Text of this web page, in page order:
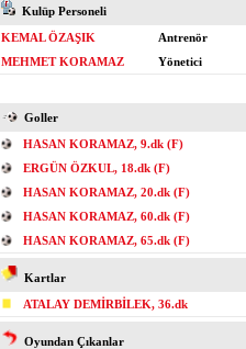
Kulüp Personeli
KEMAL ÖZAŞIK
Antrenör
MEHMET KORAMAZ
Yönetici
Goller
HASAN KORAMAZ, 9.dk (F)
ERGÜN ÖZKUL, 18.dk (F)
HASAN KORAMAZ, 20.dk (F)
HASAN KORAMAZ, 60.dk (F)
HASAN KORAMAZ, 65.dk (F)
Kartlar
ATALAY DEMİRBİLEK, 36.dk
Oyundan Çıkanlar